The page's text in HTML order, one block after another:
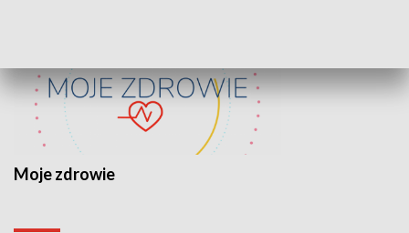
Moje zdrowie